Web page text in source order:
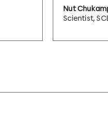
Nut
Scientist,